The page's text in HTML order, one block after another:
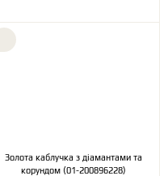
Золота каблучка з діамантами та
корундом (01-200896228)